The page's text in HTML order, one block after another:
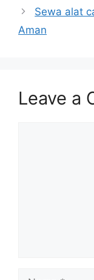
Sewa alat
Aman
Leave a